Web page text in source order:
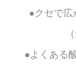
●クセで広
●よくある